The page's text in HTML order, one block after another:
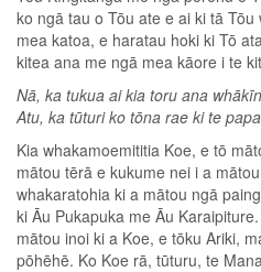
ko ngā tau o Tōu ate e ai ki tā
mea katoa, e haratau hoki ki Tō
kitea ana me ngā mea kāore i te
Nā, ka tukua ai kia toru ana
Atu, ka tūturi ko tōna rae ki te
Kia whakamoemititia Koe, e tō
mātou tērā e kukume nei i a
whakaratohia ki a mātou ngā
ki Āu Pukapuka me Āu
mātou inoi ki a Koe, e tōku Ariki,
pōhēhē. Ko Koe rā, tūturu, te